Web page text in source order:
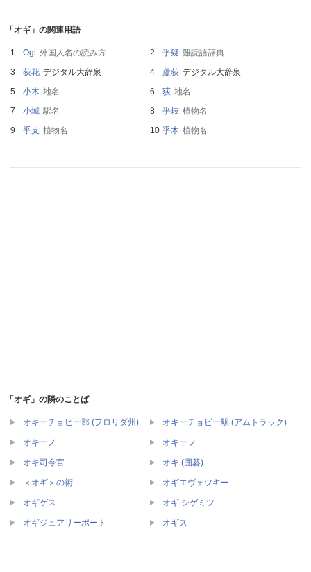
「オギ」の関連用語
Ogi 外国人名の読み方 乎疑 難読語辞典
荻花 デジタル大辞泉 蘆荻 デジタル大辞泉
小木 地名 荻 地名
小城 駅名 乎岐 植物名
乎支 植物名 乎木 植物名
「オギ」の隣のことば
オキーチョビー郡 (フロリダ州) オキーチョビー駅 (アムトラック)
オキーノ オキーフ
オキ司令官 オキ (囲碁)
＜オギ＞の術 オギエヴェツキー
オギゲス オギ シゲミツ
オギジュアリーポート オギス